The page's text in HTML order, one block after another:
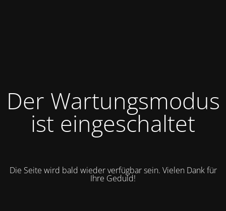
Der Wartungsmodus
ist eingeschaltet
Die Seite wird bald wieder verfügbar sein. Vielen Dank für
Ihre Geduld!